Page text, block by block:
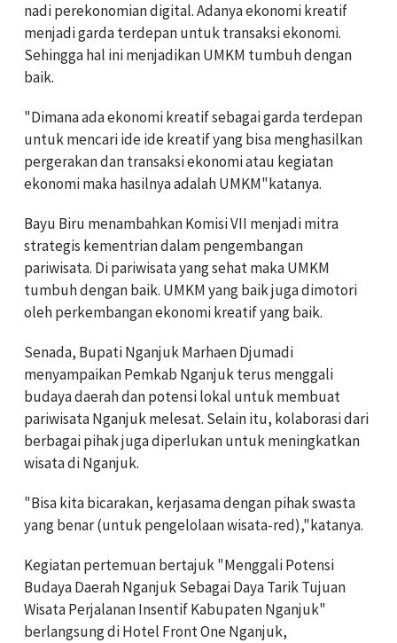
nadi perekonomian digital. Adanya ekonomi kreatif
menjadi garda terdepan untuk transaksi ekonomi.
Sehingga hal ini menjadikan UMKM tumbuh dengan
baik.
"Dimana ada ekonomi kreatif sebagai garda terdepan
untuk mencari ide ide kreatif yang bisa menghasilkan
pergerakan dan transaksi ekonomi atau kegiatan
ekonomi maka hasilnya adalah UMKM"katanya.
Bayu Biru menambahkan Komisi VII menjadi mitra
strategis kementrian dalam pengembangan
pariwisata. Di pariwisata yang sehat maka UMKM
tumbuh dengan baik. UMKM yang baik juga dimotori
oleh perkembangan ekonomi kreatif yang baik.
Senada, Bupati Nganjuk Marhaen Djumadi
menyampaikan Pemkab Nganjuk terus menggali
budaya daerah dan potensi lokal untuk membuat
pariwisata Nganjuk melesat. Selain itu, kolaborasi dari
berbagai pihak juga diperlukan untuk meningkatkan
wisata di Nganjuk.
"Bisa kita bicarakan, kerjasama dengan pihak swasta
yang benar (untuk pengelolaan wisata-red),"katanya.
Kegiatan pertemuan bertajuk "Menggali Potensi
Budaya Daerah Nganjuk Sebagai Daya Tarik Tujuan
Wisata Perjalanan Insentif Kabupaten Nganjuk"
berlangsung di Hotel Front One Nganjuk,